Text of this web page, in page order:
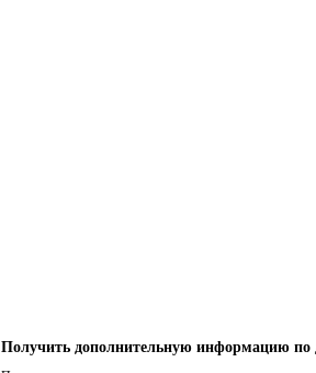
Получить дополнительную информацию по